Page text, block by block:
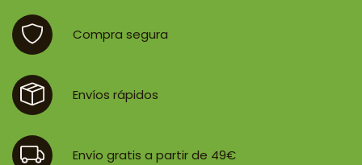
Compra segura
Envíos rápidos
Envío gratis a partir de 49€